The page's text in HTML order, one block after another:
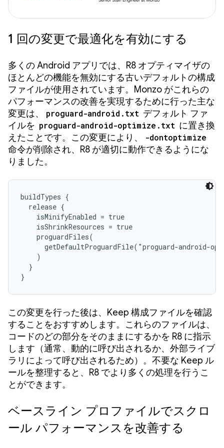
1 回の変更で最適化を有効にする
多くの Android アプリでは、R8 オプティマイザの
ほとんどの機能を無効にする古いデフォルトの構成
ファイルが使用されています。Monzo がこれらの
パフォーマンスの改善を実現するために行った主な
変更は、
proguard-android.txt デフォルト ファ
イルを proguard-android-optimize.txt に置き換
えたことです。この変更により、
-dontoptimize
命令が削除され、R8 が適切に動作できるようにな
りました。
buildTypes {
  release {
    isMinifyEnabled = true
    isShrinkResources = true
    proguardFiles(
getDefaultProguardFile("proguard-android-
    )
  }
}
この変更を行った後は、Keep 構成ファイルを確認
することをおすすめします。これらのファイルは、
コードのどの部分をそのままにするかを R8 に指示
します（通常、動的に呼び出されるか、外部ライブ
ラリによって呼び出されるため）。不要な Keep ル
ールを整理すると、R8 でより多くの処理を行うこ
とができます。
ベースライン プロファイルでスクロ
ール パフォーマンスを改善する